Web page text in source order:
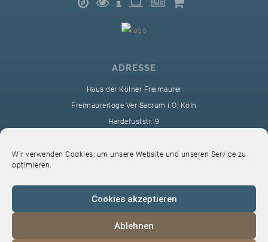
Wir verwenden Cookies, um unsere Website und unseren Service zu
optimieren.
Cookies akzeptieren
Ablehnen
ADRESSE
Haus der Kölner Freimaurer
Freimaurerloge Ver Sacrum i.O. Köln
Hardefuststr. 9
sekretariat@ver-sacrum.org
© 2024 Copyright Ver Sacrum